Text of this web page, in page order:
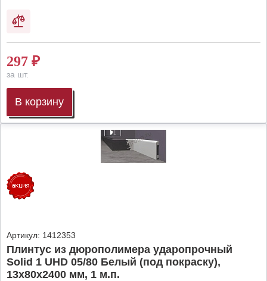
297 ₽
за шт.
В корзину
Артикул: 1412353
Плинтус из дюрополимера ударопрочный
Solid 1 UHD 05/80 Белый (под покраску),
13х80х2400 мм, 1 м.п.